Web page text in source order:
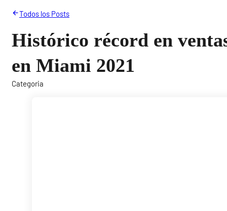
Todos los Posts
Histórico récord en
en Miami 2021
Categoria